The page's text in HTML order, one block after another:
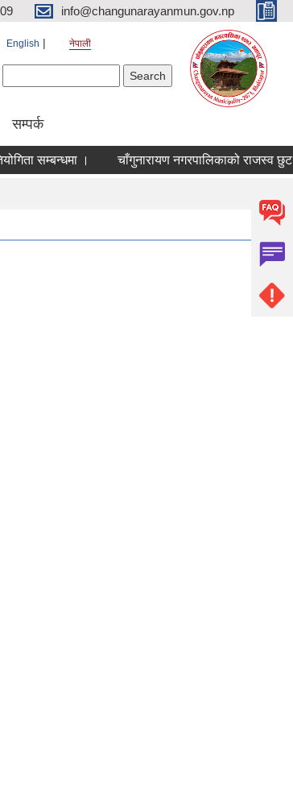
info@changunarayanmun.gov.np
English नेपाली
सम्पर्क
सम्बन्धमा । चाँगुनारायण नगरपालिकाको राजस्व छुट